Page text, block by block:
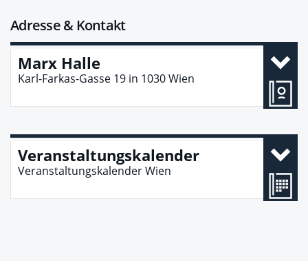
Adresse & Kontakt
Marx Halle
Karl-Farkas-Gasse 19 in 1030Wien
Veranstaltungskalender
Veranstaltungskalender Wien